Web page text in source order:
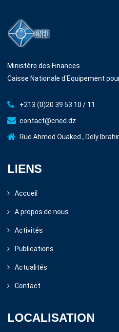
Ministère des Finances
Caisse Nationale d'Equipement
+213 (0)20 39 53 10 / 11
contact@cned.dz
Rue Ahmed Ouaked , Dely
LIENS
Accueil
A propos de nous
Activités
Publications
Actualités
Contact
LOCALISATION